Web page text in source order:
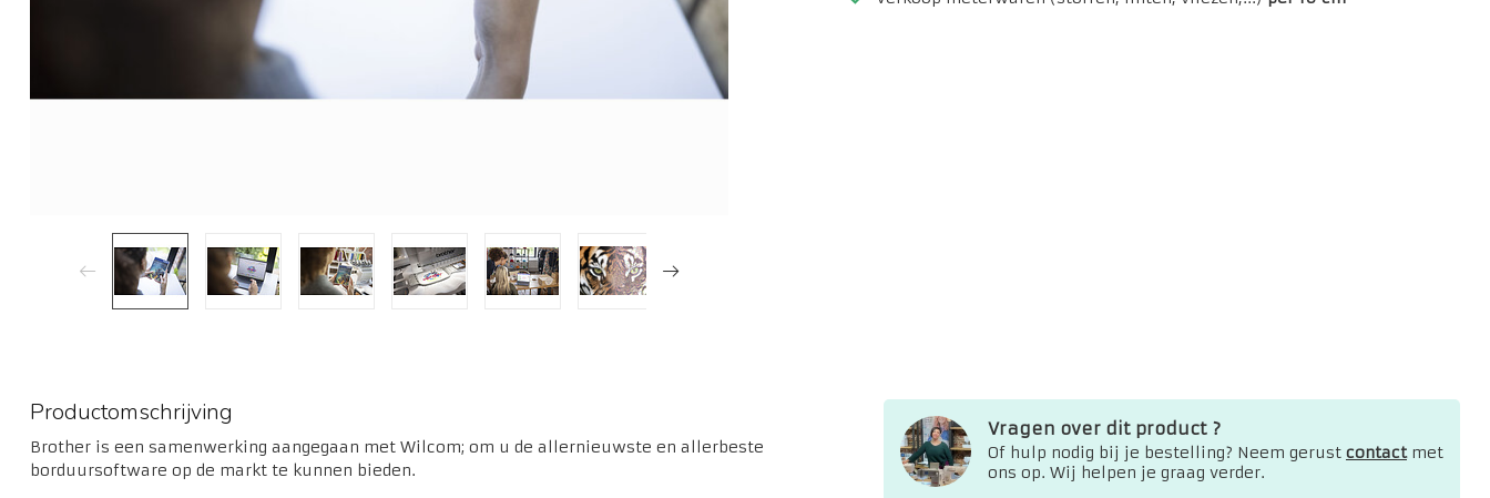
Productomschrijving
Brother is een samenwerking aangegaan met Wilcom; om u de allernieuwste en allerbeste
borduursoftware op de markt te kunnen bieden.
Vragen over dit product ?
Of hulp nodig bij je bestelling? Neem gerust contactmet
ons op. Wij helpen je graag verder.